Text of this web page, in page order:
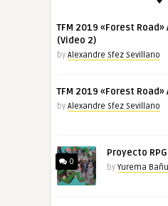
TFM 2019 «Forest
(Video 2)
by Alexandre Sfez Sevillano
TFM 2019 «Forest
by Alexandre Sfez Sevillano
0
Proyecto RPG
by Yurema